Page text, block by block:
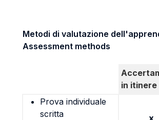
Metodi di valutazione
Assessment methods
in itinere
Prova individuale
scritta
x